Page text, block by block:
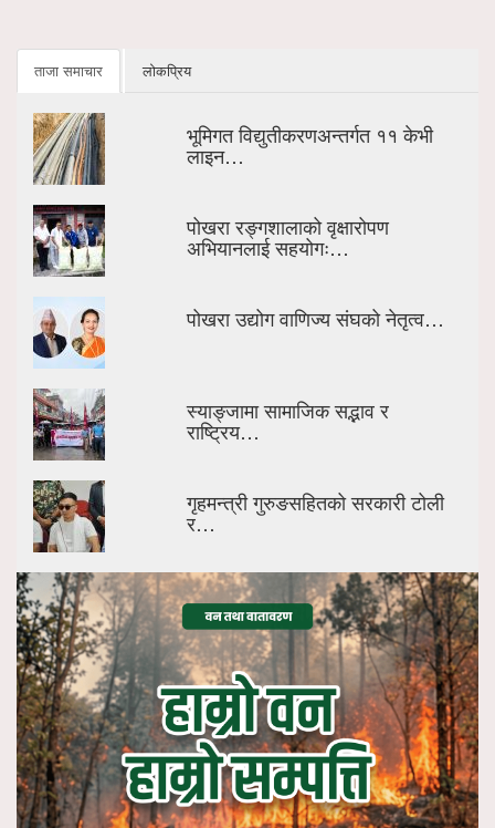
ताजा समाचार लोकप्रिय
भूमिगत विद्युतीकरणअन्तर्गत ११ केभी
लाइन…
पोखरा रङ्गशालाको वृक्षारोपण
अभियानलाई सहयोगः…
पोखरा उद्योग वाणिज्य संघको नेतृत्व…
स्याङ्जामा सामाजिक सद्भाव र
राष्ट्रिय…
गृहमन्त्री गुरुङसहितको सरकारी टोली
र…